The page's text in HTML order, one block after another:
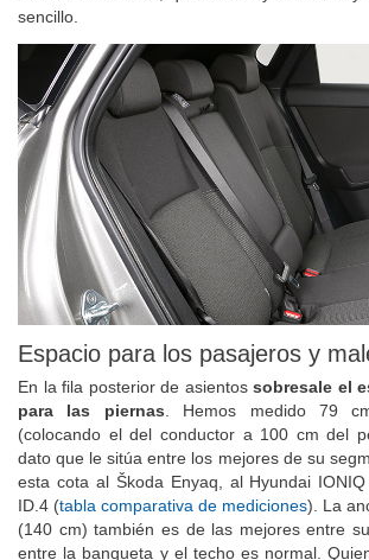
asideros del techo, que son muy endebles y
Espacio para los pasajeros y
En la fila posterior de asientossobresale el
para las piernas. Hemos medido 79
(colocando el del conductor a 100 cm del
dato que le sitúa entre los mejores de su
esta cota al Škoda Enyaq, al Hyundai
ID.4 ( tabla comparativa de mediciones). La
(140 cm) también es de las mejores entre